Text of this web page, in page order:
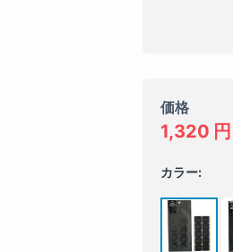
価格
1,320 円
カラー: